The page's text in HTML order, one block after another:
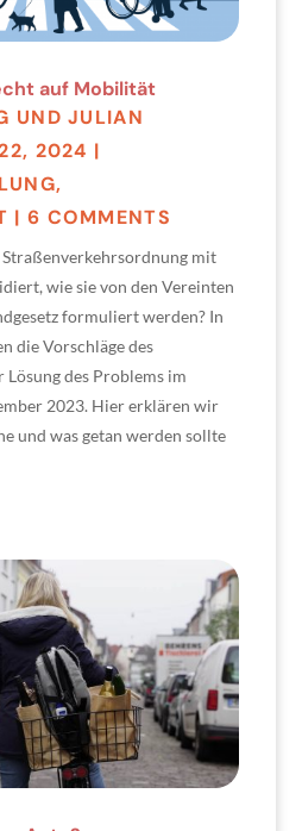
auf Mobilität
UND JULIAN
2024 |
,
| 6 COMMENTS
Straßenverkehrsordnung mit
wie sie von den Vereinten
formuliert werden? In
die Vorschläge des
des Problems im
2023. Hier erklären wir
und was getan werden sollte